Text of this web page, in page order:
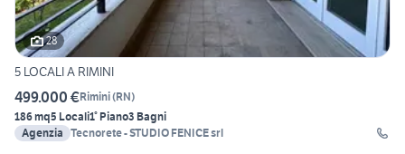
28
5 LOCALI A RIMINI
499.000 €Rimini(RN)
186 mq5 Locali1° Piano3 Bagni
Agenzia Tecnorete - STUDIO FENICE srl